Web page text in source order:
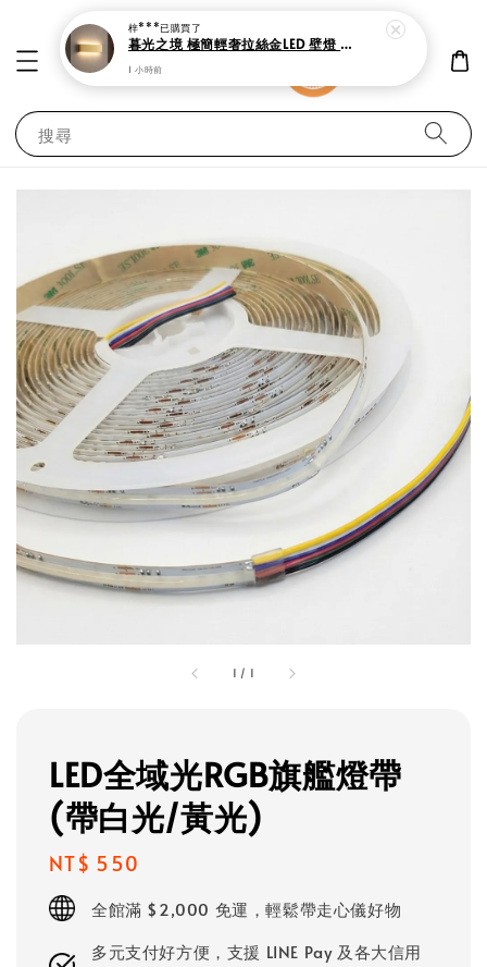
搜尋
1 / 1
LED全域光RGB旗艦燈帶
(帶白光/黃光)
Regular
price
NT$ 550
全館滿 $2,000 免運，輕鬆帶走心儀好物
多元支付好方便，支援 LINE Pay 及各大信用
梓***已購買了
暮光之境 極簡輕奢拉絲金LED 壁燈 上下雙向發光
1 小時前